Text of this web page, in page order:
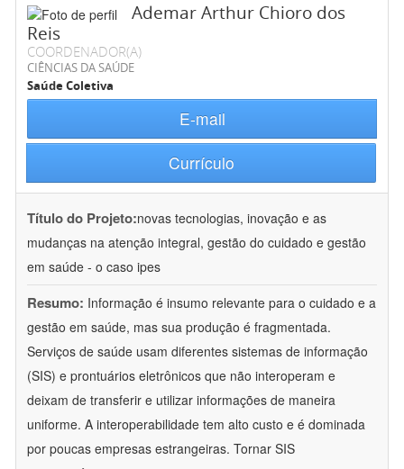
Ademar Arthur Chioro dos
Reis
COORDENADOR(A)
CIÊNCIAS DA SAÚDE
Saúde Coletiva
E-mail
Currículo
Título do Projeto:novas tecnologias, inovação e as
mudanças na atenção integral, gestão do cuidado e gestão
em saúde - o caso ipes
Resumo: Informação é insumo relevante para o cuidado e a
gestão em saúde, mas sua produção é fragmentada.
Serviços de saúde usam diferentes sistemas de informação
(SIS) e prontuários eletrônicos que não interoperam e
deixam de transferir e utilizar informações de maneira
uniforme. A interoperabilidade tem alto custo e é dominada
por poucas empresas estrangeiras. Tornar SIS